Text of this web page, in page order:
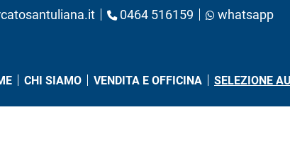
0464 516159 whatsapp
(CURRENT)
CHI SIAMO VENDITA E OFFICINA SELEZIONE